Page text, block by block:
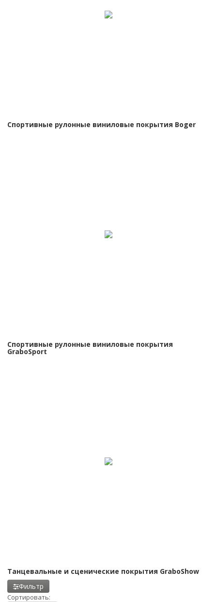
Спортивные рулонные виниловые покрытия Boger
Спортивные рулонные виниловые покрытия
GraboSport
Танцевальные и сценические покрытия GraboShow
Фильтр
Сортировать: